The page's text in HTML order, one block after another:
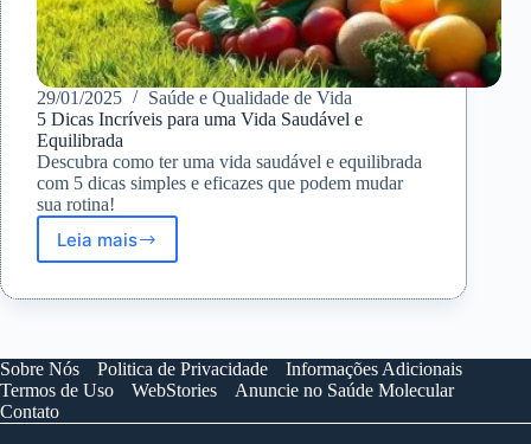
29/01/2025
Saúde e Qualidade de Vida
5 Dicas Incríveis para uma Vida Saudável e
Equilibrada
Descubra como ter uma vida saudável e equilibrada
com 5 dicas simples e eficazes que podem mudar
sua rotina!
Leia mais
5
Incríveis
Vida
Saudável
Equilibrada
Sobre Nós Politica de Privacidade
Informações Adicionais
Termos de Uso
WebStories
Anuncie no Saúde Molecular
Contato